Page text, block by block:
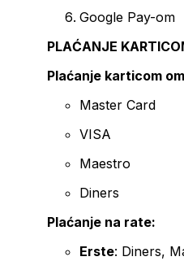
Google Pay-om
PLAĆANJE
Plaćanje karticom
Master Card
VISA
Maestro
Diners
Plaćanje na rate:
Erste: Diners,